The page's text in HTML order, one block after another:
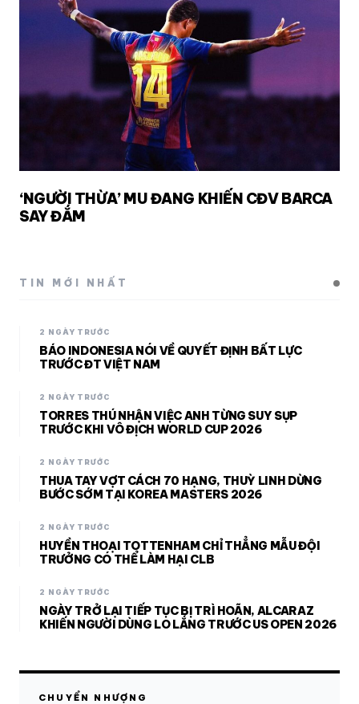
‘NGƯỜI THỪA’ MU ĐANG KHIẾN CĐV BARCA
SAY ĐẮM
TIN MỚI NHẤT
2 NGÀY TRƯỚC
BÁO INDONESIA NÓI VỀ QUYẾT ĐỊNH BẤT LỰC
TRƯỚC ĐT VIỆT NAM
2 NGÀY TRƯỚC
TORRES THÚ NHẬN VIỆC ANH TỪNG SUY SỤP
TRƯỚC KHI VÔ ĐỊCH WORLD CUP 2026
2 NGÀY TRƯỚC
THUA TAY VỢT CÁCH 70 HẠNG, THUỲ LINH DỪNG
BƯỚC SỚM TẠI KOREA MASTERS 2026
2 NGÀY TRƯỚC
HUYỀN THOẠI TOTTENHAM CHỈ THẲNG MẪU ĐỘI
TRƯỞNG CÓ THỂ LÀM HẠI CLB
2 NGÀY TRƯỚC
NGÀY TRỞ LẠI TIẾP TỤC BỊ TRÌ HOÃN, ALCARAZ
KHIẾN NGƯỜI DÙNG LO LẮNG TRƯỚC US OPEN 2026
CHUYỂN NHƯỢNG